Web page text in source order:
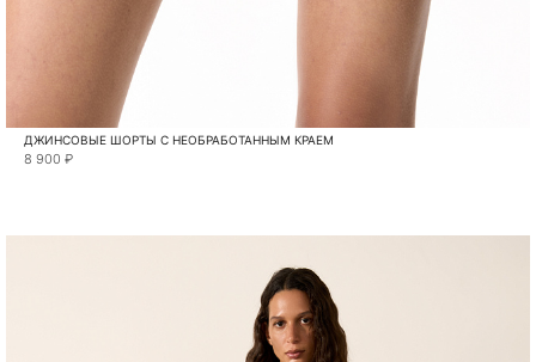
ДЖИНСОВЫЕ ШОРТЫ С НЕОБРАБОТАННЫМ КРАЕМ
8 900 ₽